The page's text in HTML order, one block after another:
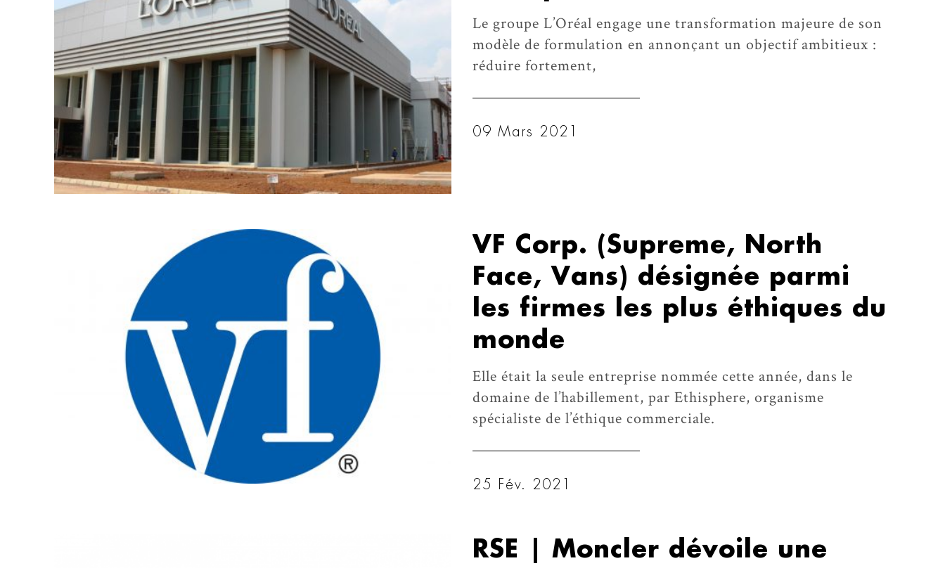
Le groupe L’Oréal engage une transformation majeure de son
modèle de formulation en annonçant un objectif ambitieux :
réduire fortement,
09 Mars 2021
VF Corp. (Supreme, North
Face, Vans) désignée parmi
les firmes les plus éthiques du
monde
Elle était la seule entreprise nommée cette année, dans le
domaine de l’habillement, par Ethisphere, organisme
spécialiste de l’éthique commerciale.
25 Fév. 2021
RSE | Moncler dévoile une